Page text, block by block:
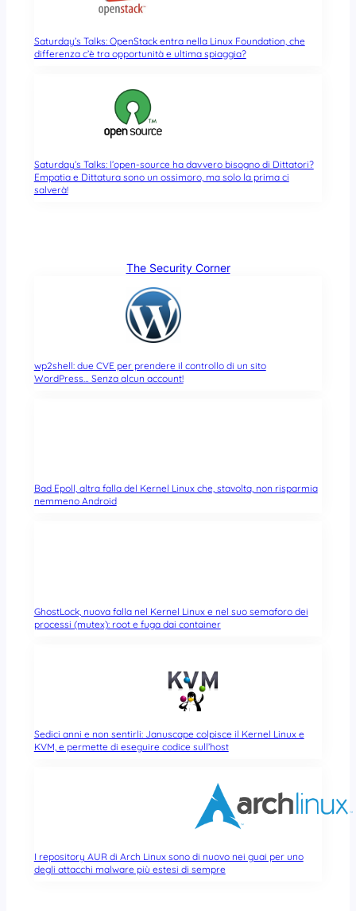
Saturday’s Talks: OpenStack entra nella Linux Foundation, che
differenza c’è tra opportunità e ultima spiaggia?
Saturday’s Talks: l’open-source ha davvero bisogno di Dittatori?
Empatia e Dittatura sono un ossimoro, ma solo la prima ci
salverà!
The Security Corner
wp2shell: due CVE per prendere il controllo di un sito
WordPress… Senza alcun account!
Bad Epoll, altra falla del Kernel Linux che, stavolta, non risparmia
nemmeno Android
GhostLock, nuova falla nel Kernel Linux e nel suo semaforo dei
processi (mutex): root e fuga dai container
Sedici anni e non sentirli: Januscape colpisce il Kernel Linux e
KVM, e permette di eseguire codice sull’host
I repository AUR di Arch Linux sono di nuovo nei guai per uno
degli attacchi malware più estesi di sempre